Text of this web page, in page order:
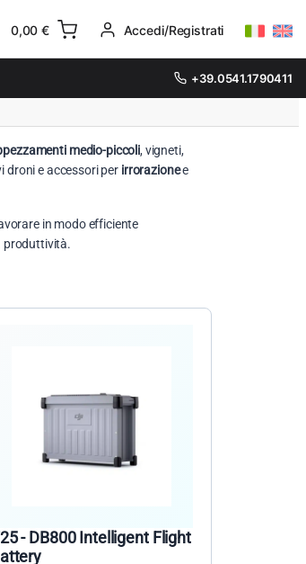
0,00€ Accedi/Registrati
+39.0541.1790411
medio-piccoli, vigneti,
droni e accessori per irrorazionee
in modo efficiente
produttività.
- DB800 Intelligent Flight